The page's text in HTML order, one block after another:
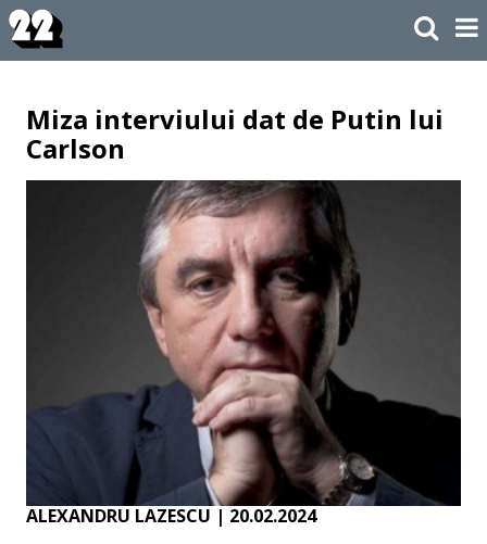
Miza interviului dat de Putin lui
Carlson
ALEXANDRU LAZESCU | 20.02.2024